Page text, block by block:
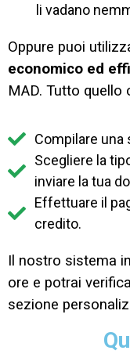
li vadano
Oppure puoi
economico ed
MAD. Tutto quello
Compilare una
Scegliere la
inviare la tua
Effettuare il
credito.
Il nostro sistema
ore e potrai
sezione